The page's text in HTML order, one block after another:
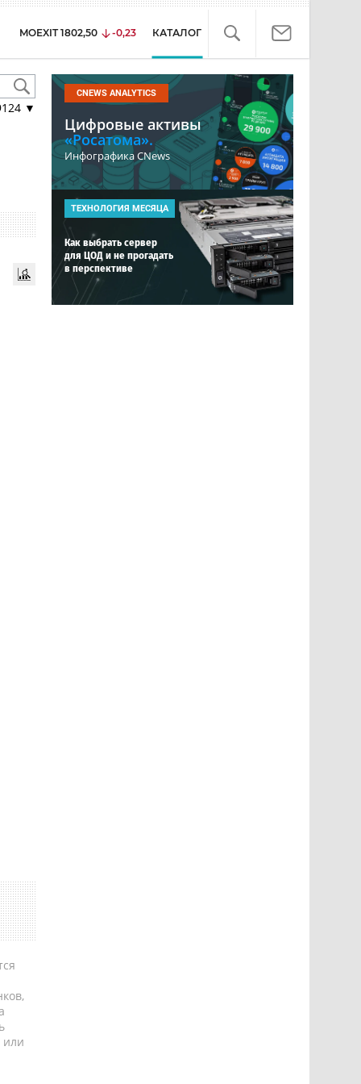
MOEXIT 1802,50 -0,23 КАТАЛОГ
▼
или
CNEWS ANALYTICS
Цифровые активы
«Росатома».
Инфографика CNews
ТЕХНОЛОГИЯ МЕСЯЦА
Как выбрать сервер
для ЦОД и не прогадать
в перспективе